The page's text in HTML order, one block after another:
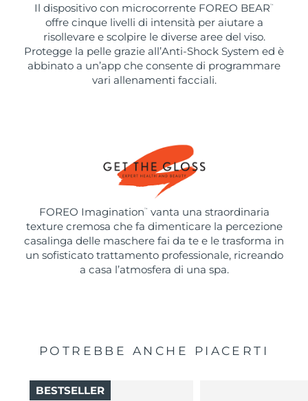
Il dispositivo con microcorrente FOREO BEAR ™
offre cinque livelli di intensità per aiutare a
risollevare e scolpire le diverse aree del viso.
Protegge la pelle grazie all’Anti-Shock System ed è
abbinato a un’app che consente di programmare
vari allenamenti facciali.
FOREO Imagination ™
vanta una straordinaria
texture cremosa che fa dimenticare la percezione
casalinga delle maschere fai da te e le trasforma in
un sofisticato trattamento professionale, ricreando
a casa l’atmosfera di una spa.
POTREBBE ANCHE PIACERTI
BESTSELLER